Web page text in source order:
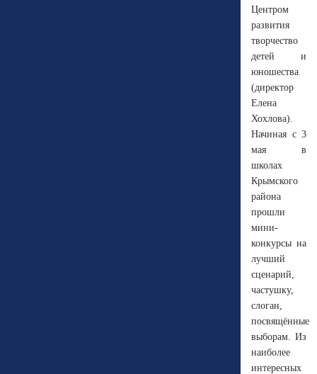
Центром
развития
творчество
детей и
юношества
(директор
Елена
Хохлова).
Начиная с 3
мая в
школах
Крымского
района
прошли
мини-
конкурсы на
лучший
сценарий,
частушку,
слоган,
посвящённые
выборам. Из
наиболее
интересных